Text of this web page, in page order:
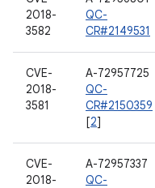
2018-
3582
QC-
CR#2149531
CVE-
2018-
3581
A-72957725
QC-
CR#2150359
[2]
CVE-
2018-
A-72957337
QC-